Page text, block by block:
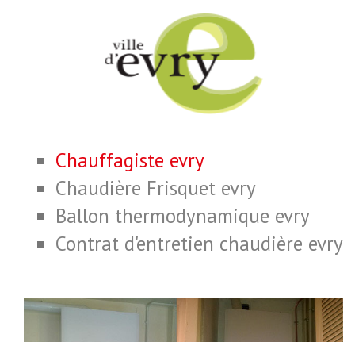
Chauffagiste evry
Chaudière Frisquet evry
Ballon thermodynamique evry
Contrat d'entretien chaudière evry